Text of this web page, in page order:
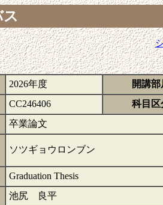
2026年度
開講部
CC246406
科目区
卒業論文
ソツギョウロンブン
Graduation Thesis
池尻 良平